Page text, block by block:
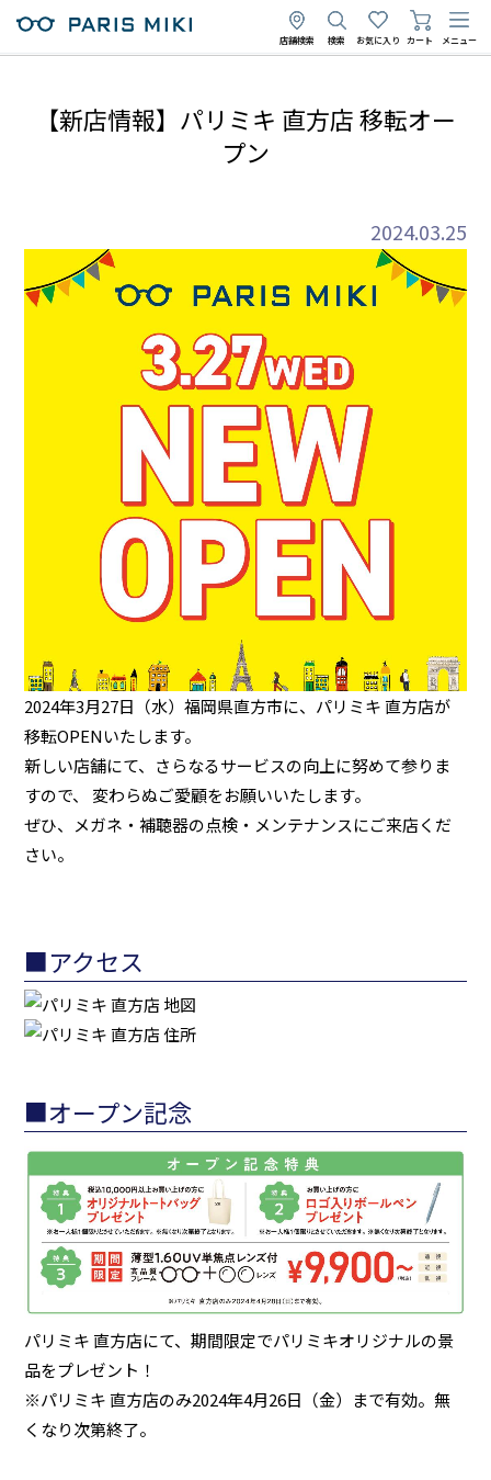
店舗検索 検索 お気に入り カート メニュー
【新店情報】パリミキ 直方店 移転オー
プン
2024.03.25
2024年3月27日（水）福岡県直方市に、パリミキ 直方店が
移転OPENいたします。
新しい店舗にて、さらなるサービスの向上に努めて参りま
すので、 変わらぬご愛顧をお願いいたします。
ぜひ、メガネ・補聴器の点検・メンテナンスにご来店くだ
さい。
■アクセス
■オープン記念
パリミキ 直方店にて、期間限定でパリミキオリジナルの景
品をプレゼント！
※パリミキ 直方店のみ2024年4月26日（金）まで有効。無
くなり次第終了。